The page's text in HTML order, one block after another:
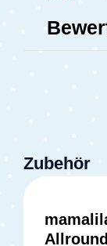
Zubehör